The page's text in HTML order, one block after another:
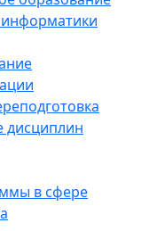
дисциплин
в сфере